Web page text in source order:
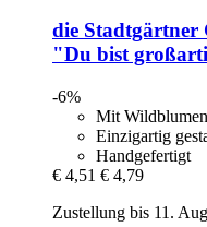
die Stadtgärtner
"Du bist
-6%
Mit
Einzigartig
Handgefertigt
€ 4,51 € 4,79
Zustellung bis 11.